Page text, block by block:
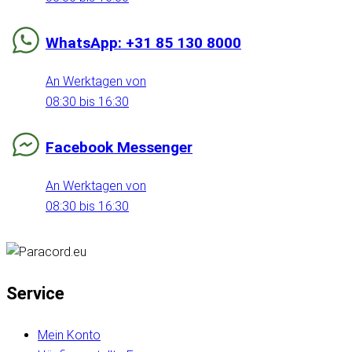
WhatsApp: +31 85 130 8000
An Werktagen von
08:30 bis 16:30
Facebook Messenger
An Werktagen von
08:30 bis 16:30
Service
Mein Konto